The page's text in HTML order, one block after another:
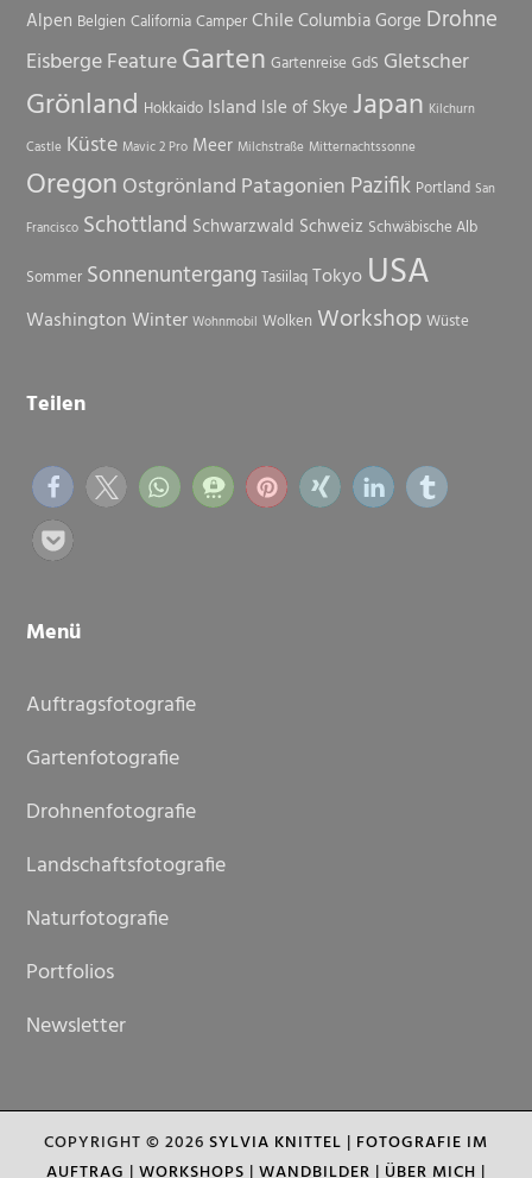
Alpen Belgien California Camper ChileColumbia Gorge Drohne
EisbergeFeatureGarten Gartenreise GdS Gletscher
Grönland Hokkaido Island Isle of Skye Japan Kilchurn
Castle Küste Mavic 2 Pro Meer Milchstraße Mitternachtssonne
Oregon Ostgrönland Patagonien Pazifik Portland San
Francisco Schottland Schwarzwald Schweiz Schwäbische Alb
Sommer Sonnenuntergang Tasiilaq Tokyo USA
Washington Winter Wohnmobil Wolken Workshop Wüste
Teilen
Menü
Auftragsfotografie
Gartenfotografie
Drohnenfotografie
Landschaftsfotografie
Naturfotografie
Portfolios
Newsletter
COPYRIGHT © 2026 SYLVIA KNITTEL | FOTOGRAFIE IM
AUFTRAG | WORKSHOPS | WANDBILDER | ÜBER MICH |